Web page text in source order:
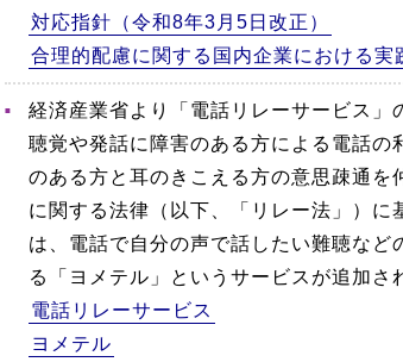
対応指針（令和8年3月5日改正）
合理的配慮に関する国内企業における実
経済産業省より「電話リレーサービス
聴覚や発話に障害のある方による電話
のある方と耳のきこえる方の意思疎通
に関する法律（以下、「リレー法」）
は、電話で自分の声で話したい難聴な
る「ヨメテル」というサービスが追加さ
電話リレーサービス
ヨメテル